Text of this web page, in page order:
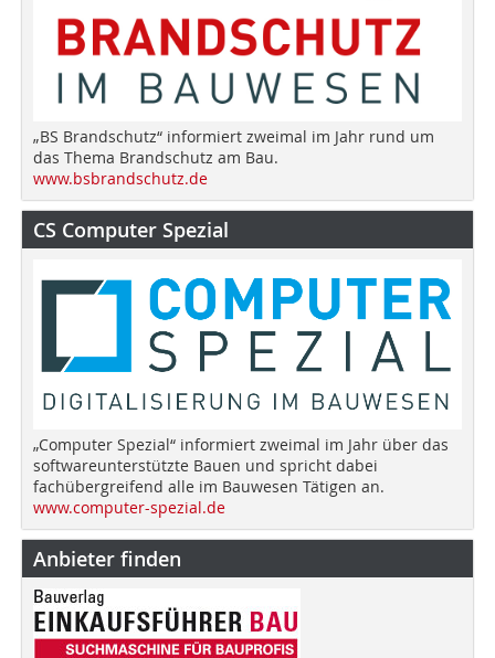
„BS Brandschutz“ informiert zweimal im Jahr rund um
das Thema Brandschutz am Bau.
www.bsbrandschutz.de
CS Computer Spezial
„Computer Spezial“ informiert zweimal im Jahr über das
softwareunterstützte Bauen und spricht dabei
fachübergreifend alle im Bauwesen Tätigen an.
www.computer-spezial.de
Anbieter finden